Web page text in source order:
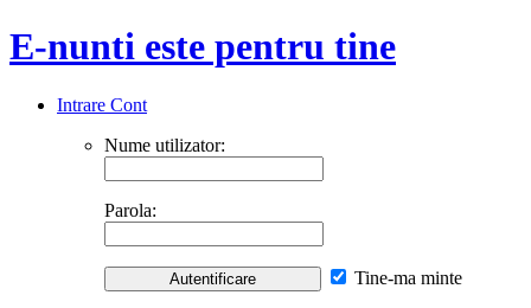
E-nunti este pentru tine
Intrare Cont
Nume utilizator:
Parola:
Tine-ma minte